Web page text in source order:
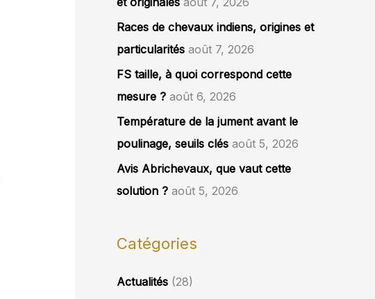
Races de chevaux indiens, origines et
particularités août 7, 2026
FS taille, à quoi correspond cette
mesure ? août 6, 2026
Température de la jument avant le
poulinage, seuils clés août 5, 2026
Avis Abrichevaux, que vaut cette
solution ? août 5, 2026
Catégories
Actualités (28)